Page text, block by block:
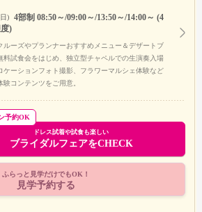
)
4部制 08:50～/09:00～/13:50～/14:00～ (4
)
ルーズやプランナーおすすめメニュー＆デザートブ
料試食会をはじめ、独立型チャペルでの生演奏入場
ケーションフォト撮影、フラワーマルシェ体験など
験コンテンツをご用意。
ドレス試着や試食も楽しい
ブライダルフェアをCHECK
予約OK
ふらっと見学だけでもOK！
見学予約する